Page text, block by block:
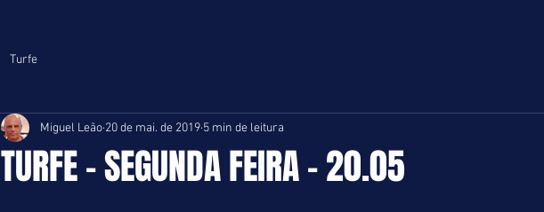
Turfe
TURFE - SEGUNDA FEIRA - 20.05
Miguel Leão 20 de mai. de 2019 5 min de leitura